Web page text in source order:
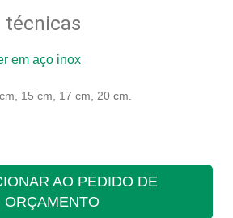
técnicas
em aço inox
15 cm, 17 cm, 20 cm.
AO PEDIDO DE
ORÇAMENTO